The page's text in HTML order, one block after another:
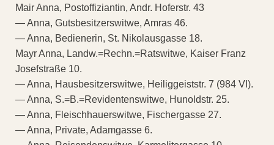
Mair Anna, Postoffiziantin, Andr. Hoferstr. 43
— Anna, Gutsbesitzerswitwe, Amras 46.
— Anna, Bedienerin, St. Nikolausgasse 18.
Mayr Anna, Landw.=Rechn.=Ratswitwe, Kaiser Franz
Josefstraße 10.
— Anna, Hausbesitzerswitwe, Heiliggeiststr. 7 (984 VI).
— Anna, S.=B.=Revidentenswitwe, Hunoldstr. 25.
— Anna, Fleischhauerswitwe, Fischergasse 27.
— Anna, Private, Adamgasse 6.